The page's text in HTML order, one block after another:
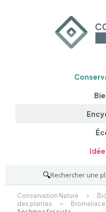
🔍Rechercher une
Conservation Nature >
des plantes
>